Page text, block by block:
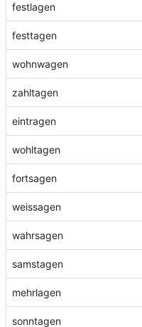
festlagen
festtagen
wohnwagen
zahltagen
eintragen
wohltagen
fortsagen
weissagen
wahrsagen
samstagen
mehrlagen
sonntagen